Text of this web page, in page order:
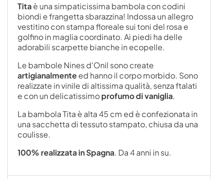
Titaè una simpaticissima bambola con codini
biondi e frangetta sbarazzina! Indossa un allegro
vestitino con stampa floreale sui toni del rosa e
golfino in maglia coordinato. Ai piedi ha delle
adorabili scarpette bianche in ecopelle.
Le bambole Nines d'Onil sono create
artigianalmenteed hanno il corpo morbido. Sono
realizzate in vinile di altissima qualità, senza ftalati
e con un delicatissimoprofumo di vaniglia.
La bambola Tita è alta 45 cm ed è confezionata in
una sacchetta di tessuto stampato, chiusa da una
coulisse.
100% realizzata in Spagna. Da 4 anni in su.